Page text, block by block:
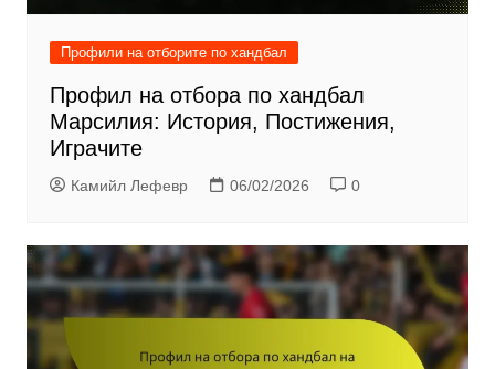
Профили на отборите по хандбал
Профил на отбора по хандбал
Марсилия: История, Постижения,
Играчите
Камийл Лефевр 06/02/2026 0